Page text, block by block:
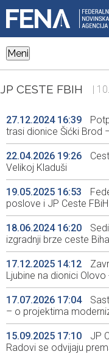
Meni
JP CESTE FBIH |
27.12.2024 16:39
trasi dionice Šićki Brod
22.04.2026 19:26
Velikoj Kladuši
19.05.2025 16:53
poslove i JP Ceste
18.06.2024 16:20
izgradnji brze ceste
17.12.2025 14:12
Ljubine na dionici
17.07.2026 17:04
– o projektima
15.09.2025 17:10
JP
Radovi se odvijaju